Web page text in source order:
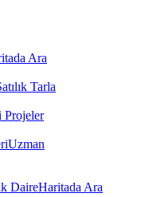
Ara
Tarla
Projeler
Uzman
DaireHaritada Ara